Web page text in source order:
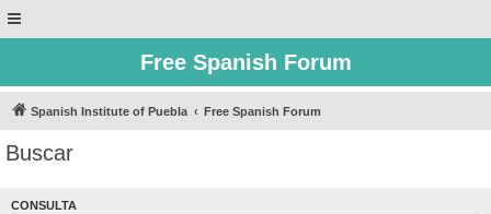
Free Spanish Forum
Spanish Institute of Puebla Free Spanish Forum
Buscar
CONSULTA